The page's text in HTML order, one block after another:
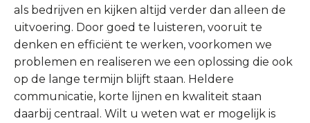
als bedrijven en kijken altijd verder dan alleen de
uitvoering. Door goed te luisteren, vooruit te
denken en efficiënt te werken, voorkomen we
problemen en realiseren we een oplossing die ook
op de lange termijn blijft staan. Heldere
communicatie, korte lijnen en kwaliteit staan
daarbij centraal. Wilt u weten wat er mogelijk is